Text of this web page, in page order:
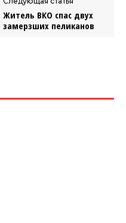
Житель ВКО спас двух
замерзших пеликанов